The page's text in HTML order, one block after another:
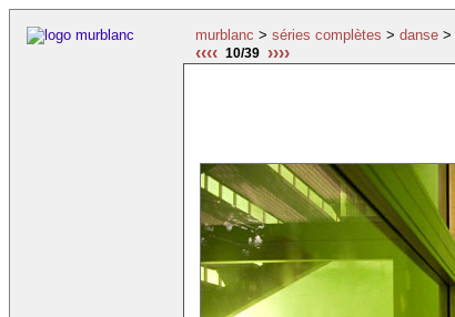
murblanc > séries complètes > danse >
‹‹‹‹ 10/39 ››››